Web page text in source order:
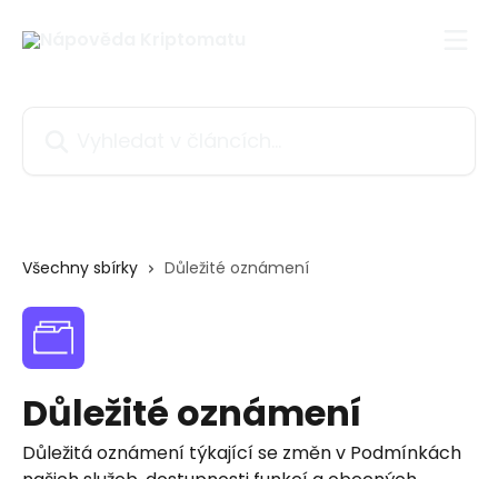
Všechny sbírky Důležité oznámení
Důležité oznámení
Důležitá oznámení týkající se změn v Podmínkách